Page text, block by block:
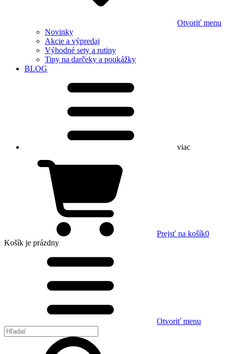
Otvoriť menu
Novinky
Akcie a výpredaj
Výhodné sety a rutiny
Tipy na darčeky a poukážky
BLOG
viac
Prejsť na košík0
Košík je prázdny
Otvoriť menu